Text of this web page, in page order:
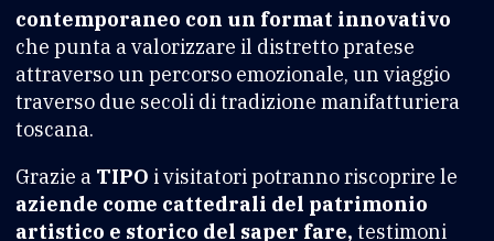
contemporaneo con un format innovativo
che punta a valorizzare il distretto pratese
attraverso un percorso emozionale, un viaggio
traverso due secoli di tradizione manifatturiera
toscana.
Grazie a TIPO i visitatori potranno riscoprire le
aziende come cattedrali del patrimonio
artistico e storico del saper fare, testimoni